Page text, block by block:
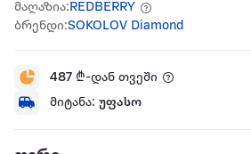
მაღაზია:REDBERRY
ბრენდი:SOKOLOV Diamond
487 ₾-დან თვეში
მიტანა: უფასო